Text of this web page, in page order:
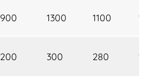
900 1300 1100
200 300 280 180